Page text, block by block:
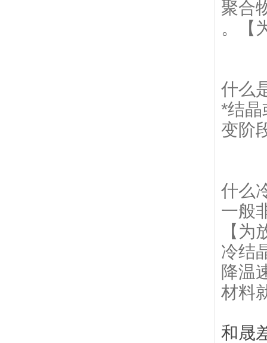
聚合
。【
什么
*结晶
变阶
什么
一般
【为
冷结
降温
材料
和晟